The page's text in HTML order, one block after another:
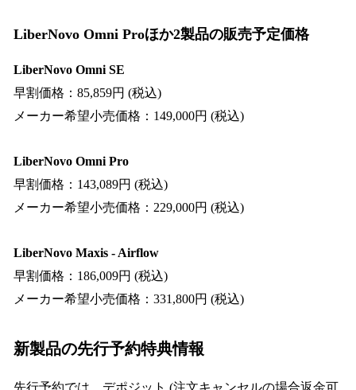
LiberNovo Omni Proほか2製品の販売予定価格
LiberNovo Omni SE
早割価格：85,859円 (税込)
メーカー希望小売価格：149,000円 (税込)
LiberNovo Omni Pro
早割価格：143,089円 (税込)
メーカー希望小売価格：229,000円 (税込)
LiberNovo Maxis - Airflow
早割価格：186,009円 (税込)
メーカー希望小売価格：331,800円 (税込)
新製品の先行予約特典情報
先行予約では、デポジット (注文キャンセルの場合返金可